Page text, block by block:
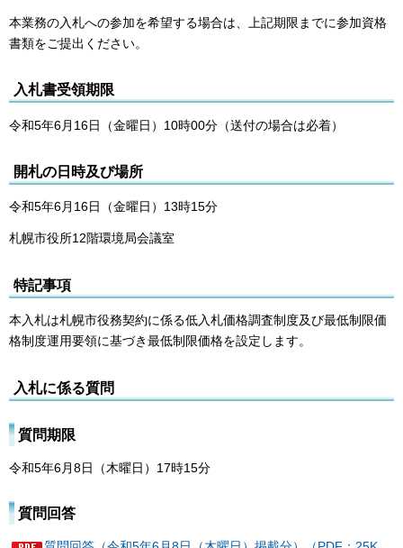
本業務の入札への参加を希望する場合は、上記期限までに参加資格
書類をご提出ください。
入札書受領期限
令和5年6月16日（金曜日）10時00分（送付の場合は必着）
開札の日時及び場所
令和5年6月16日（金曜日）13時15分
札幌市役所12階環境局会議室
特記事項
本入札は札幌市役務契約に係る低入札価格調査制度及び最低制限価
格制度運用要領に基づき最低制限価格を設定します。
入札に係る質問
質問期限
令和5年6月8日（木曜日）17時15分
質問回答